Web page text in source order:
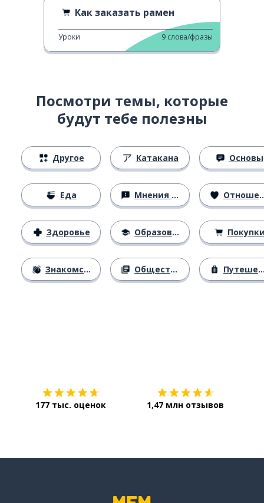
Как заказать рамен
Уроки 9 слова/фразы
Посмотри темы, которые
будут тебе полезны
Другое
Еда
Здоровье
Знакомство
Катакана
Мнения и убеждения
Образование
Общество
Основы
Отношения
Путешествия
177 тыс. оценок 1,47 млн отзывов